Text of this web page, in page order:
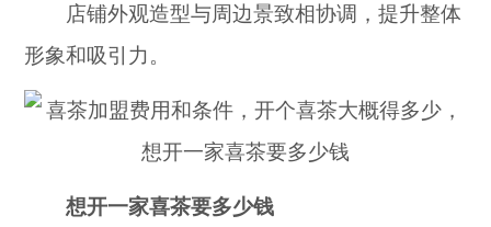
店铺外观造型与周边景致相协调，提升整体
形象和吸引力。
想开一家喜茶要多少钱